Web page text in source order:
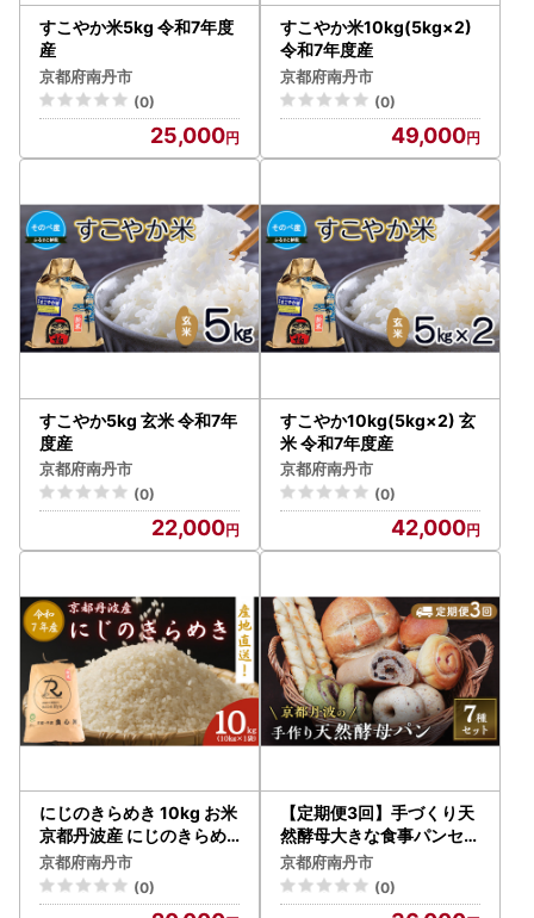
すこやか米5kg 令和7年度
産
京都府南丹市
(0)
25,000
すこやか米10kg(5kg×2)
令和7年度産
京都府南丹市
(0)
49,000
すこやか5kg 玄米 令和7年
度産
京都府南丹市
(0)
22,000
すこやか10kg(5kg×2) 玄
米 令和7年度産
京都府南丹市
(0)
42,000
にじのきらめき 10kg お米
京都丹波産 にじのきらめ
き
京都府南丹市
(0)
【定期便3回】手づくり天
然酵母大きな食事パンセッ
ト7種 詰め合わせ 手作り
天然酵母 国産小麦 自然発
酵
京都府南丹市
(0)